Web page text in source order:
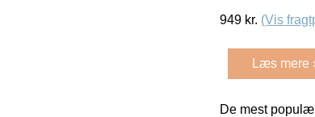
949 kr. (Vis
Læs mere
De mest